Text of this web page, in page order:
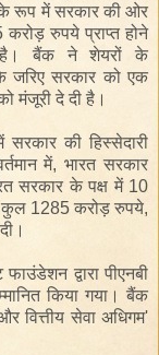
रूप में सरकार की ओर
करोड़ रुपये प्राप्त होने
है।बैंक नेशेयरों
के
जरिए सरकार को एक
मंजूरी दे दी है ।
सरकार की हिस्सेदारी
में, भारत सरकार
सरकार के पक्ष में 10
कुल 1285 करोड़ रुपये,
दी ।
फाउंडेशन द्वारा पीएनबी
किया गया । बैंक
वित्तीय सेवा अधिगम'